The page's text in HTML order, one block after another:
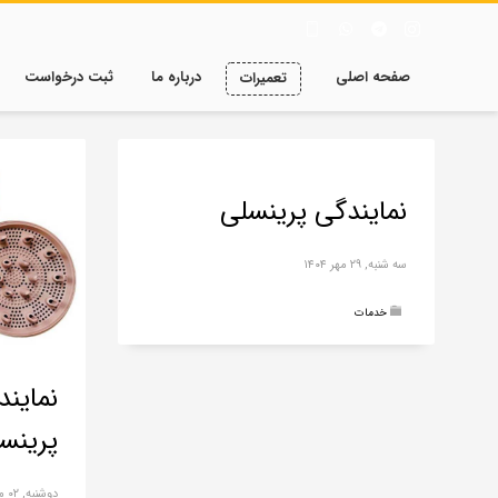
صفحه اصلی تعمیرات درباره ما ثبت درخواست
نمایندگی پرینسلی
سه شنبه, ۲۹ مهر ۱۴۰۴
خدمات
دوشنبه, ۰۲ مهر ۱۴۰۳